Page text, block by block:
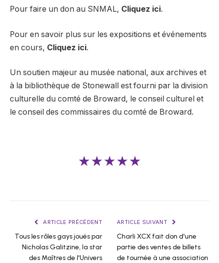
Pour faire un don au SNMAL, Cliquez ici.
Pour en savoir plus sur les expositions et événements
en cours, Cliquez ici.
Un soutien majeur au musée national, aux archives et
à la bibliothèque de Stonewall est fourni par la division
culturelle du comté de Broward, le conseil culturel et
le conseil des commissaires du comté de Broward.
★★★★★
ARTICLE PRÉCÉDENT
Tous les rôles gays joués par
Nicholas Galitzine, la star
des Maîtres de l'Univers
ARTICLE SUIVANT
Charli XCX fait don d'une
partie des ventes de billets
de tournée à une association